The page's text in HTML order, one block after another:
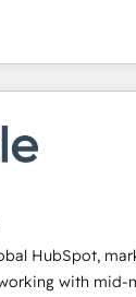
HubSpot
Design Agency
🏆2013
Year 🏆2011
in 1997
you-go plans
New or
Task
24/7 ... All Experts 3️⃣
from your API
Business" ⬅️ to
that put
🛍️ Shopify or
💲 Stripe or
or
HubSpot,
with mid-